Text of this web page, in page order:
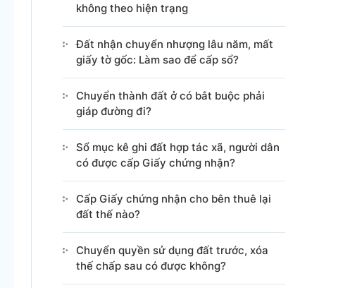
không theo hiện trạng
Đất nhận chuyển nhượng lâu năm, mất
giấy tờ gốc: Làm sao để cấp sổ?
Chuyển thành đất ở có bắt buộc phải
giáp đường đi?
Sổ mục kê ghi đất hợp tác xã, người dân
có được cấp Giấy chứng nhận?
Cấp Giấy chứng nhận cho bên thuê lại
đất thế nào?
Chuyển quyền sử dụng đất trước, xóa
thế chấp sau có được không?